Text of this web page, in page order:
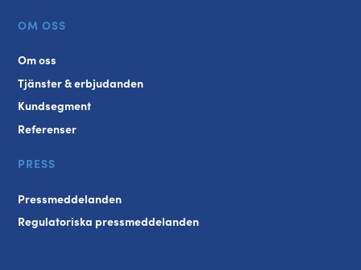
OM OSS
Om oss
Tjänster & erbjudanden
Kundsegment
Referenser
PRESS
Pressmeddelanden
Regulatoriska pressmeddelanden